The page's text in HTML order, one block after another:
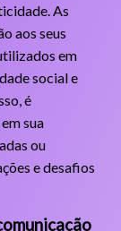
As
aos seus
em
social e
é
sua
ou
e desafios